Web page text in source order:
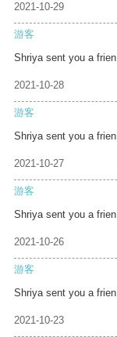
2021-10-29
游客
Shriya sent you a frien
2021-10-28
游客
Shriya sent you a frien
2021-10-27
游客
Shriya sent you a frien
2021-10-26
游客
Shriya sent you a frien
2021-10-23